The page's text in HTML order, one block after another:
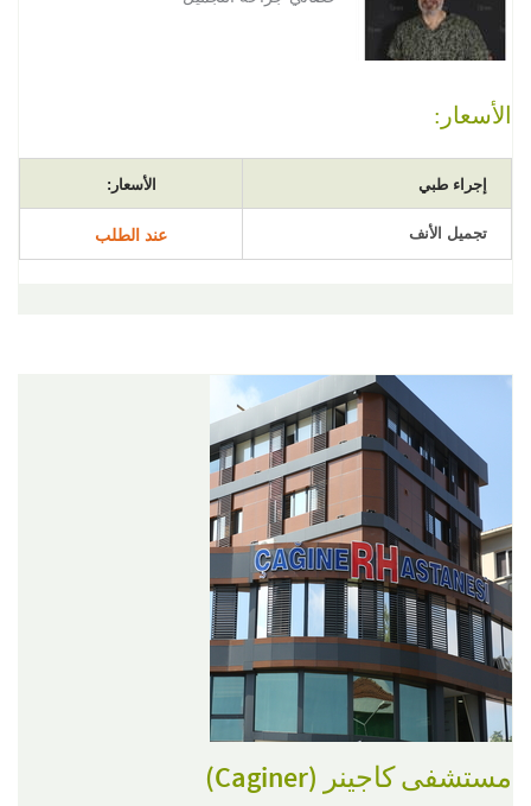
الأسعار:
إجراء طبي الأسعار:
تجميل الأنف عند الطلب
مستشفى كاجينر (Caginer)